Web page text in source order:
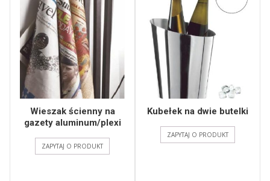
Wieszak ścienny na
gazety aluminum/plexi
ZAPYTAJ O PRODUKT
Kubełek na dwie butelki
ZAPYTAJ O PRODUKT